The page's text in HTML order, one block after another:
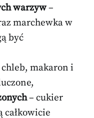
warzyw–
marchewka w
być
makaron i
– cukier
całkowicie